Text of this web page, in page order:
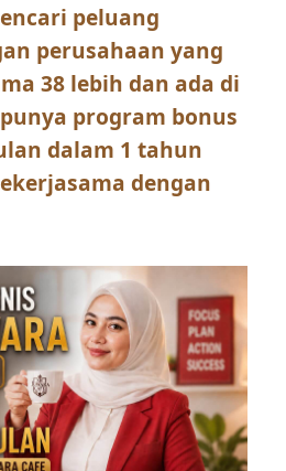
peluang
perusahaan yang
38 lebih dan ada di
program bonus
dalam 1 tahun
dengan